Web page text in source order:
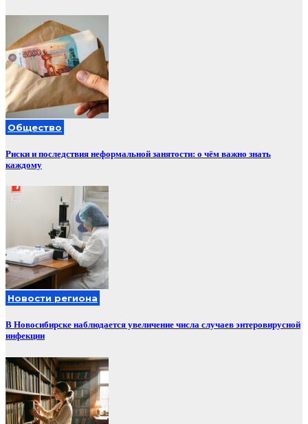
Общество
Риски и последствия неформальной занятости: о чём важно знать
каждому
Новости региона
В Новосибирске наблюдается увеличение числа случаев энтеровирусной
инфекции